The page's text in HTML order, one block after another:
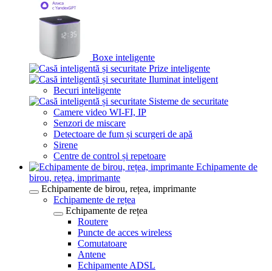
Boxe inteligente
Prize inteligente
Iluminat inteligent
Becuri inteligente
Sisteme de securitate
Camere video WI-FI, IP
Senzori de miscare
Detectoare de fum și scurgeri de apă
Sirene
Centre de control și repetoare
Echipamente de
birou, rețea, imprimante
Echipamente de birou, rețea, imprimante
Echipamente de rețea
Echipamente de rețea
Routere
Puncte de acces wireless
Comutatoare
Antene
Echipamente ADSL